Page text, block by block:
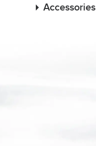
Accessories